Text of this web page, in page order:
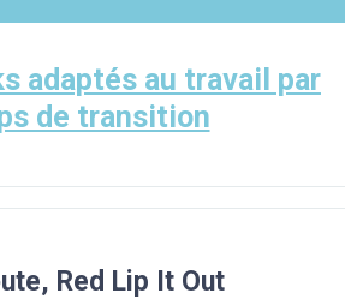
adaptés au travail par
de transition
Red Lip It Out